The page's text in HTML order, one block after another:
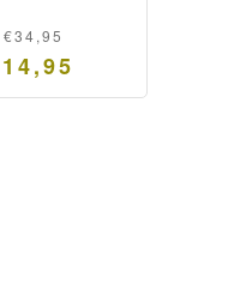
€34,95
14,95